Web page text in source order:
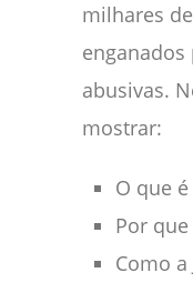
milhares
abusivas.
mostrar:
O que
Por
Como a